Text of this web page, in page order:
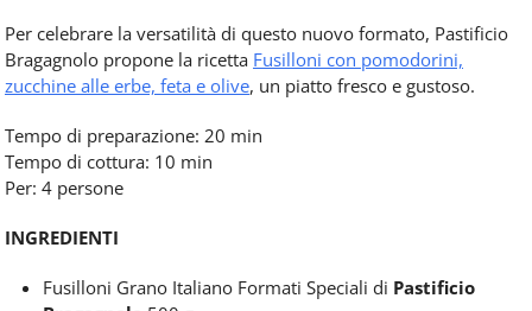
Per celebrare la versatilità di questo nuovo formato, Pastificio
Bragagnolo propone la ricetta Fusilloni con pomodorini,
zucchine alle erbe, feta e olive, un piatto fresco e gustoso.
Tempo di preparazione: 20 min
Tempo di cottura: 10 min
Per: 4 persone
INGREDIENTI
Fusilloni Grano Italiano Formati Speciali di Pastificio